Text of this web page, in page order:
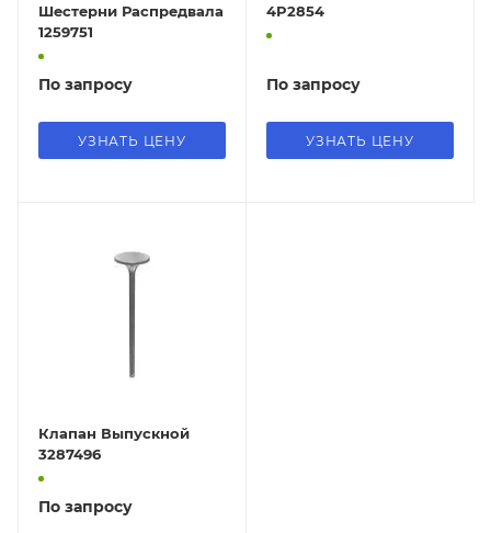
Шестерни Распредвала
1259751
По запросу
УЗНАТЬ ЦЕНУ
4P2854
По запросу
УЗНАТЬ ЦЕНУ
Клапан Выпускной
3287496
По запросу